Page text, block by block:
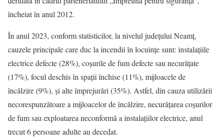
încheiat în anul 2012.
În anul 2023, conform statisticilor, la nivelul județului Neamț,
cauzele principale care duc la incendii în locuințe sunt: instalațiile
electrice defecte (28%), coșurile de fum defecte sau necurățate
(17%), focul deschis în spații închise (11%), mijloacele de
încălzire (9%), și alte împrejurări (35%). Astfel, din cauza utilizării
necorespunzătoare a mijloacelor de încălzire, necurățarea coșurilor
de fum sau exploatarea neconformă a instalațiilor electrice, anul
trecut 6 persoane adulte au decedat.